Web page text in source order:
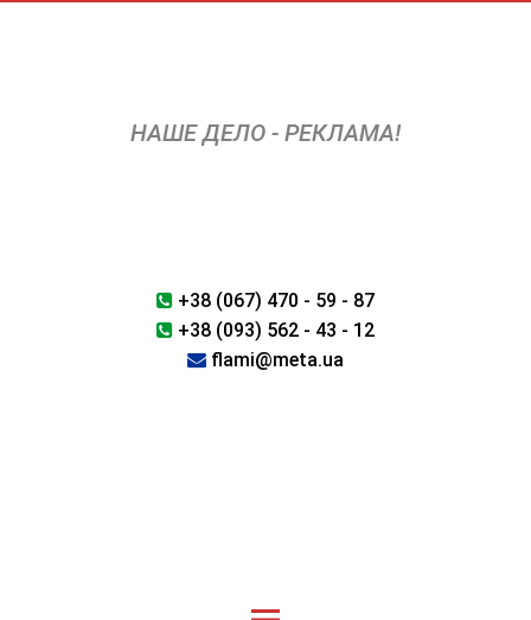
НАШЕ ДЕЛО - РЕКЛАМА!
+38 (067) 470 - 59 - 87
+38 (093) 562 - 43 - 12
flami@meta.ua